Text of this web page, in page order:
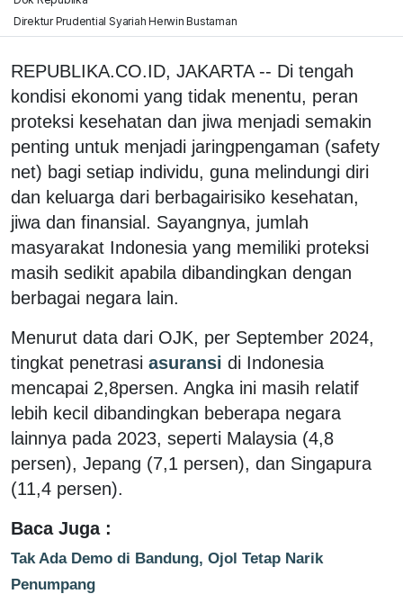
Direktur Prudential Syariah Herwin Bustaman
REPUBLIKA.CO.ID, JAKARTA -- Di tengah
kondisi ekonomi yang tidak menentu, peran
proteksi kesehatan dan jiwa menjadi semakin
penting untuk menjadi jaringpengaman (safety
net) bagi setiap individu, guna melindungi diri
dan keluarga dari berbagairisiko kesehatan,
jiwa dan finansial. Sayangnya, jumlah
masyarakat Indonesia yang memiliki proteksi
masih sedikit apabila dibandingkan dengan
berbagai negara lain.
Menurut data dari OJK, per September 2024,
tingkat penetrasi asuransi di Indonesia
mencapai 2,8persen. Angka ini masih relatif
lebih kecil dibandingkan beberapa negara
lainnya pada 2023, seperti Malaysia (4,8
persen), Jepang (7,1 persen), dan Singapura
(11,4 persen).
Baca Juga :
Tak Ada Demo di Bandung, Ojol Tetap Narik
Penumpang